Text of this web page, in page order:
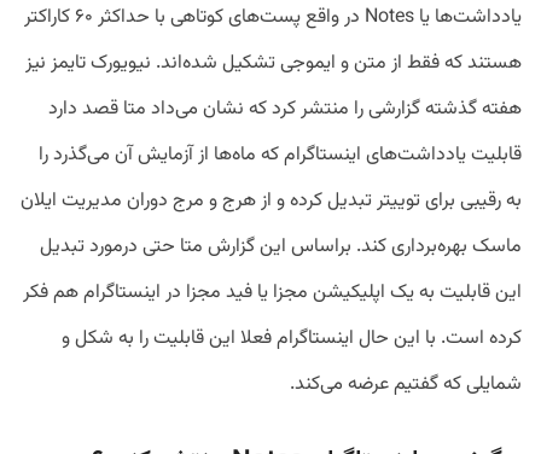
یادداشت‌ها یا Notes در واقع پست‌های کوتاهی با حداکثر ۶۰ کاراکتر
هستند که فقط از متن و ایموجی تشکیل شده‌اند. نیویورک تایمز نیز
هفته گذشته گزارشی را منتشر کرد که نشان می‌داد متا قصد دارد
قابلیت یادداشت‌های اینستاگرام که ماه‌ها از آزمایش آن می‌گذرد را
به رقیبی برای توییتر تبدیل کرده و از هرج‌ و مرج دوران مدیریت ایلان
ماسک بهره‌برداری کند. براساس این گزارش متا حتی درمورد تبدیل
این قابلیت به یک اپلیکیشن مجزا یا فید مجزا در اینستاگرام هم فکر
کرده است. با این حال اینستاگرام فعلا این قابلیت را به شکل و
شمایلی که گفتیم عرضه می‌کند.